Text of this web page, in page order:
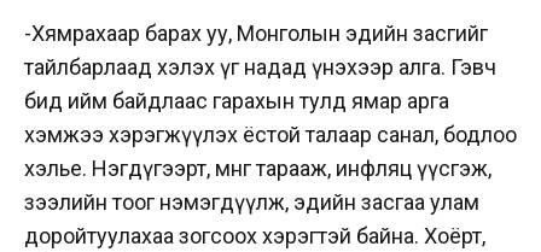
-Хямрахаар барах уу, Монголын эдийн засгийг
тайлбарлаад хэлэх үг надад үнэхээр алга. Гэвч
бид ийм байдлаас гарахын тулд ямар арга
хэмжээ хэрэгжүүлэх ёстой талаар санал, бодлоо
хэлье. Нэгдүгээрт, мөнгө тарааж, инфляц үүсгэж,
зээлийн тоог нэмэгдүүлж, эдийн засгаа улам
доройтуулахаа зогсоох хэрэгтэй байна. Хоёрт,